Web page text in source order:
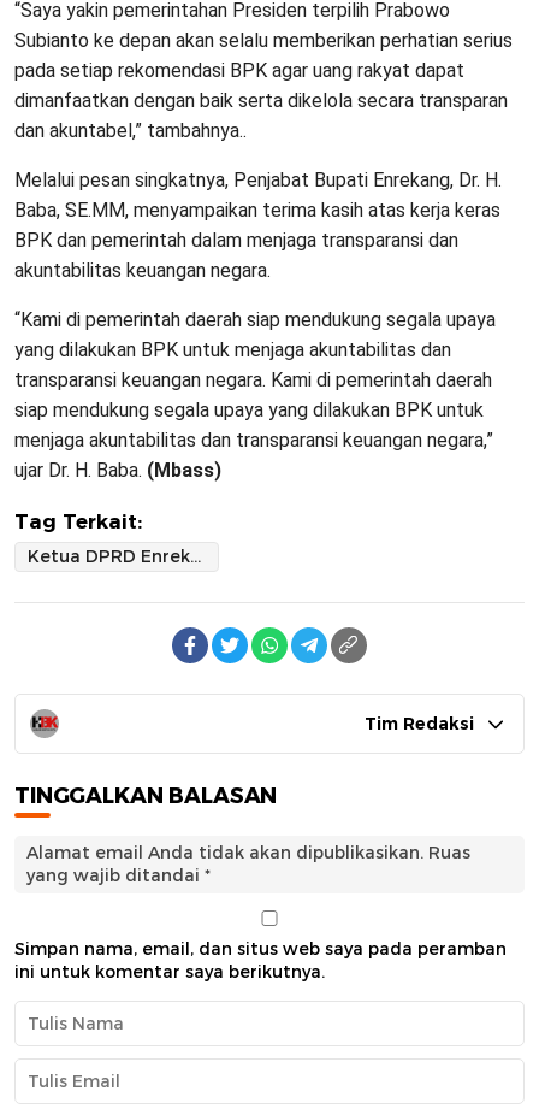
“Saya yakin pemerintahan Presiden terpilih Prabowo
Subianto ke depan akan selalu memberikan perhatian serius
pada setiap rekomendasi BPK agar uang rakyat dapat
dimanfaatkan dengan baik serta dikelola secara transparan
dan akuntabel,” tambahnya..
Melalui pesan singkatnya, Penjabat Bupati Enrekang, Dr. H.
Baba, SE.MM, menyampaikan terima kasih atas kerja keras
BPK dan pemerintah dalam menjaga transparansi dan
akuntabilitas keuangan negara.
“Kami di pemerintah daerah siap mendukung segala upaya
yang dilakukan BPK untuk menjaga akuntabilitas dan
transparansi keuangan negara. Kami di pemerintah daerah
siap mendukung segala upaya yang dilakukan BPK untuk
menjaga akuntabilitas dan transparansi keuangan negara,”
ujar Dr. H. Baba. (Mbass)
Tag Terkait:
Ketua DPRD Enrekang Dampingi Pj.Bupati Penyerahan LHP- LKPP dan IHPS II Tahun 2023 di BPK-RI Jakarta
Tim Redaksi
TINGGALKAN BALASAN
Alamat email Anda tidak akan dipublikasikan. Ruas
yang wajib ditandai *
Simpan nama, email, dan situs web saya pada peramban
ini untuk komentar saya berikutnya.